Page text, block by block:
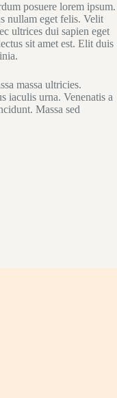
posuere lorem ipsum.
nullam eget felis. Velit
ultrices dui sapien eget
sit amet est. Elit duis
massa ultricies.
iaculis urna. Venenatis a
Massa sed